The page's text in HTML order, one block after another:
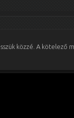
közzé. A kötelező